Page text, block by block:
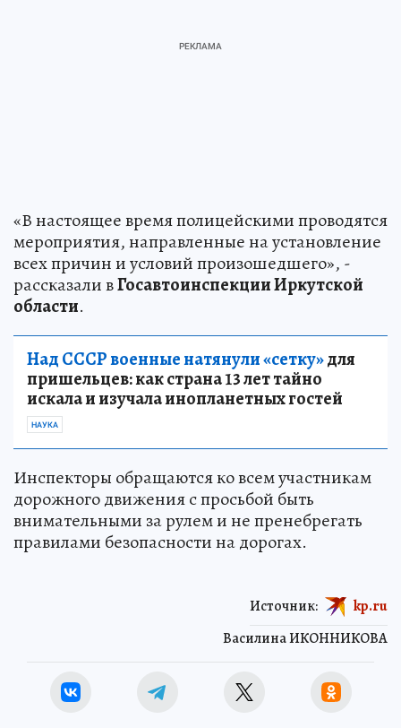
«В настоящее время полицейскими проводятся
мероприятия, направленные на установление
всех причин и условий произошедшего», -
рассказали вГосавтоинспекции Иркутской
области.
Над СССР военные натянули «сетку»для
пришельцев: как страна 13 лет тайно
искала и изучала инопланетных гостей
НАУКА
Инспекторы обращаются ко всем участникам
дорожного движения с просьбой быть
внимательными за рулем и не пренебрегать
правилами безопасности на дорогах.
Василина ИКОННИКОВА
Источник: kp.ru